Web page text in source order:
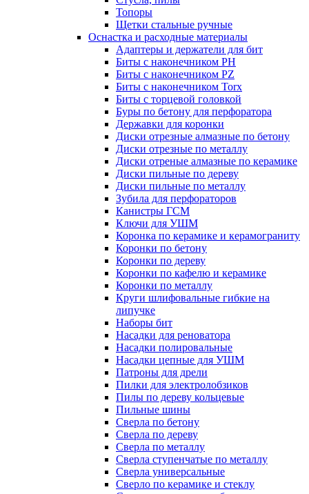
Топоры
Щетки стальные ручные
Оснастка и расходные материалы
Адаптеры и держатели для бит
Биты с наконечником PH
Биты с наконечником PZ
Биты с наконечником Torx
Биты с торцевой головкой
Буры по бетону для перфоратора
Державки для коронки
Диски отрезные алмазные по бетону
Диски отрезные по металлу
Диски отреные алмазные по керамике
Диски пильные по дереву
Диски пильные по металлу
Зубила для перфораторов
Канистры ГСМ
Ключи для УШМ
Коронка по керамике и керамограниту
Коронки по бетону
Коронки по дереву
Коронки по кафелю и керамике
Коронки по металлу
Круги шлифовальные гибкие на
липучке
Наборы бит
Насадки для реноватора
Насадки полировальные
Насадки цепные для УШМ
Патроны для дрели
Пилки для электролобзиков
Пилы по дереву кольцевые
Пильные шины
Сверла по бетону
Сверла по дереву
Сверла по металлу
Сверла ступенчатые по металлу
Сверла универсальные
Сверло по керамике и стеклу